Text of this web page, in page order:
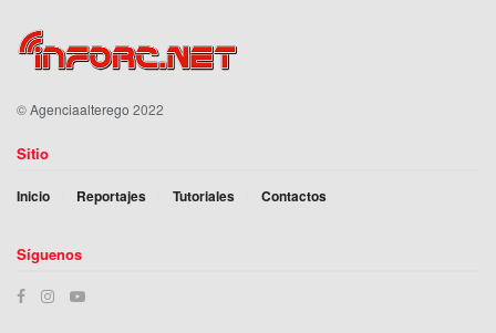
©Agenciaalterego 2022
Sitio
Inicio Reportajes Tutoriales Contactos
Síguenos